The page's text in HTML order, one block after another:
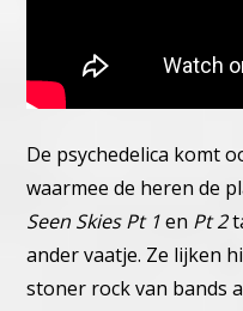
De psychedelica komt
waarmee de heren de
Seen Skies Pt 1en Pt 2
ander vaatje. Ze lijken
stoner rock van bands